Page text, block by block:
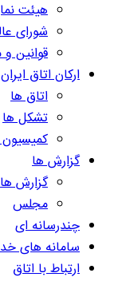
هیئت
شورای
قوانین
ارکان اتاق ایران
اتاق ها
تشکل ها
گزارش ها
گزارش ها
مجلس
چندرسانه ای
سامانه های
ارتباط با اتاق